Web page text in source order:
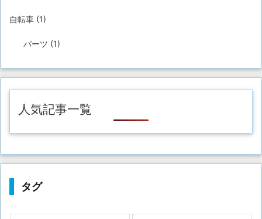
自転車 (1)
パーツ (1)
人気記事一覧
タグ